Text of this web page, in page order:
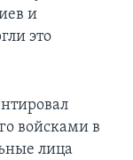
и
это
войсками в
лица